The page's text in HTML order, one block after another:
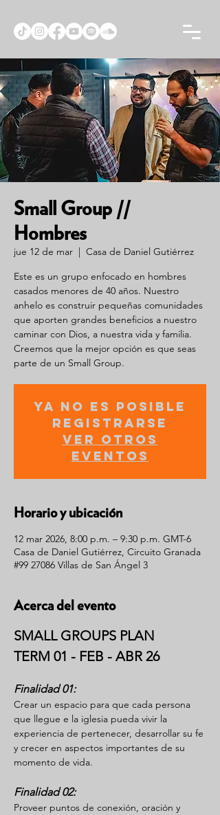
Small Group //
Hombres
jue 12 de mar
  |
Casa de Daniel Gutiérrez
Este es un grupo enfocado en hombres
casados menores de 40 años. Nuestro
anhelo es construir pequeñas comunidades
que aporten grandes beneficios a nuestro
caminar con Dios, a nuestra vida y familia.
Creemos que la mejor opción es que seas
parte de un Small Group.
Ya no es posible
registrarse
Ver otros
eventos
Horario y ubicación
12 mar 2026, 8:00 p.m. – 9:30 p.m. GMT-6
Casa de Daniel Gutiérrez, Circuito Granada
#99 27086 Villas de San Ángel 3
Acerca del evento
SMALL GROUPS PLAN
TERM 01 - FEB - ABR 26
Finalidad 01:
Crear un espacio para que cada persona
que llegue e la iglesia pueda vivir la
experiencia de pertenecer, desarrollar su fe
y crecer en aspectos importantes de su
momento de vida.
Finalidad 02:
Proveer puntos de conexión, oración y